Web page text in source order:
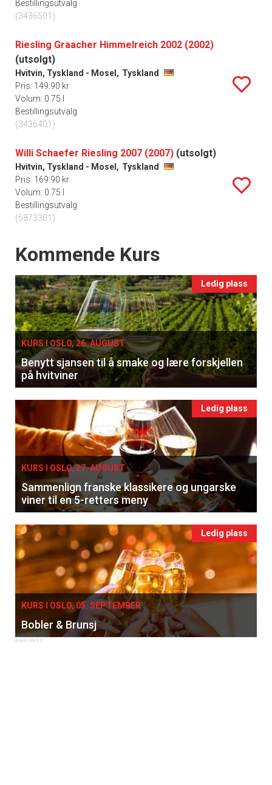
Bestillingsutvalg
(3436501)
Riesling Graacher Himmelreich 2002 (2002)
(utsolgt)
Hvitvin, Tyskland - Mosel, Tyskland
Pris: 149.90 kr
Volum: 0.75 l
Bestillingsutvalg
(3436401)
Willi Schaefer Riesling 2007 (2007) (utsolgt)
Hvitvin, Tyskland - Mosel, Tyskland
Pris: 169.90 kr
Volum: 0.75 l
Bestillingsutvalg
(5873301)
Events
Kommende Kurs
Ledig plass
KURS I OSLO, 26. AUGUST
Benytt sjansen til å smake og lære forskjellen
på hvitviner
Ledig plass
KURS I OSLO, 27. AUGUST
Sammenlign franske klassikere og ungarske
viner til en 5-retters meny
Ledig plass
KURS I OSLO, 05. SEPTEMBER
Bobler & Brunsj